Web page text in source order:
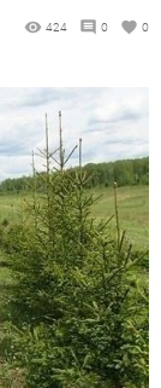
424 0 0